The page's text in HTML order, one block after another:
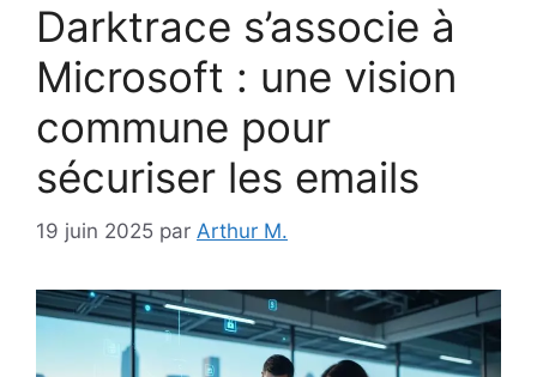
Darktrace s’associe à
Microsoft : une vision
commune pour
sécuriser les emails
19 juin 2025 par Arthur M.